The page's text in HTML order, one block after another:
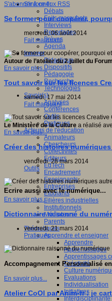
S'informer
Débats
Faits marquants
Interviews
Reportages
Brèves
Agenda
Innover
Didactique
Dispositifs
Pédagogie
Recherche
Technologies
Savoir(s)
Analyses
Conférences
Outils
Pratiques
Acteurs de l'éducation
Animateurs
Chercheurs
Collectivités
Editeurs
EdTech
Encadrement
Enseignants
Entreprises
Etudiants
Filières industrielles
Institutionnels
Médiateurs
Parents
Thématiques
Apprendre et enseigner
Apprendre
Apprentissages
Apprentissages
Créativité
Culture
Evaluations
Individualisation
Initiatives
Interdisciplinarité
S'abonner à ce flux RSS
Se former pour coopérer,
mercredi, 06 août 2014
Fait marquant
Autour de l’atelier du 2 juillet du
En savoir plus...
Tout savoir sur les licences
samedi, 17 mai 2014
Fait marquant
Le Ministère de la Culture a réalisé
En savoir plus...
Créer des histoires
vendredi, 28 mars 2014
Outils
Ecrire aussi avec le numérique...
En savoir plus...
Dictionnaire raisonné du
vendredi, 21 mars 2014
Pratiques
Accompagnement Personnalisé
En savoir plus...
Atelier CoOl par Anim-fr : je